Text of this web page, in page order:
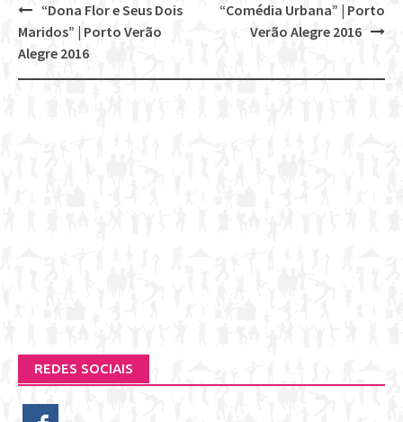
Post
navigation
“Comédia Urbana” | Porto
Verão Alegre 2016
“Dona Flor e Seus Dois
Maridos” | Porto Verão
Alegre 2016
REDES SOCIAIS